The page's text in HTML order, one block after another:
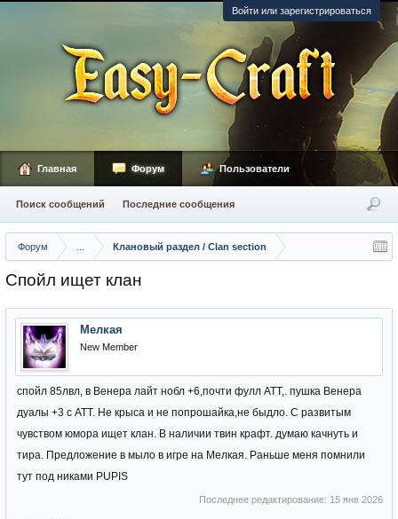
Войти или зарегистрироваться
Форум Клановый раздел / Сlan section
Спойл ищет клан
Мелкая
New Member
спойл 85лвл, в Венера лайт нобл +6,почти фулл АТТ,. пушка Венера
дуалы +3 с АТТ. Не крыса и не попрошайка,не быдло. С развитым
чувством юмора ищет клан. В наличии твин крафт. думаю качнуть и
тира. Предложение в мыло в игре на Мелкая. Раньше меня помнили
тут под никами PUPIS
Последнее редактирование: 15 янв 2026
Главная Форум
Поиск сообщений Последние сообщения
Пользователи